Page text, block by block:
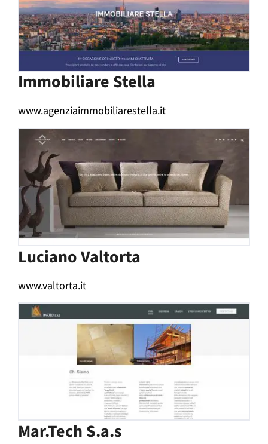
Immobiliare Stella
www.agenziaimmobiliarestella.it
Luciano Valtorta
www.valtorta.it
Mar.Tech S.a.s